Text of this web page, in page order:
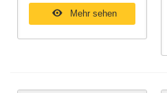
Mehr sehen